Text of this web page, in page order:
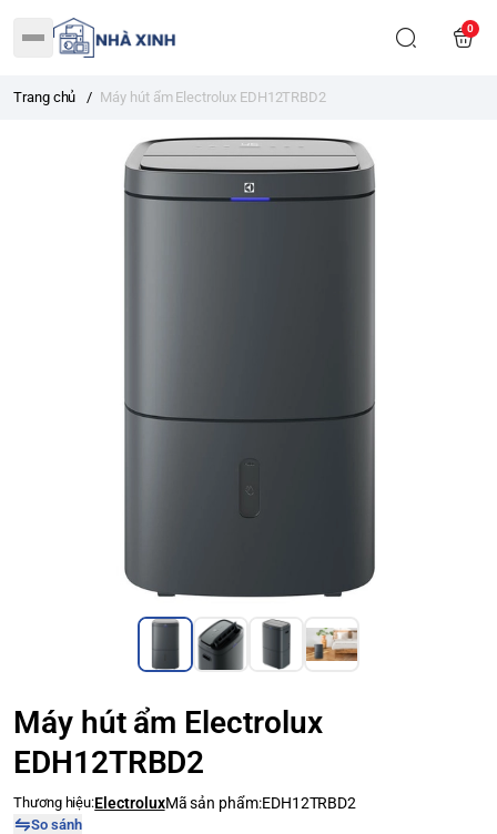
0
Trang chủ / Máy hút ẩm Electrolux EDH12TRBD2
Máy hút ẩm Electrolux
EDH12TRBD2
Thương hiệu:ElectroluxMã sản phẩm:EDH12TRBD2
So sánh